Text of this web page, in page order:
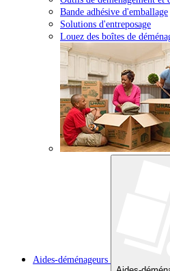
Bande adhésive d'emballage
Solutions d'entreposage
Louez des boîtes de
Aides-déménageurs